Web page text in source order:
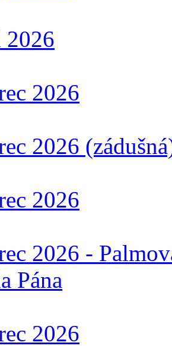
2026
2026
2026
2026
2026 -
Pána
2026